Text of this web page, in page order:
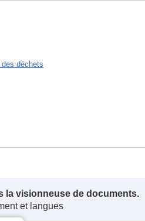
déchets
la visionneuse de documents.
et langues